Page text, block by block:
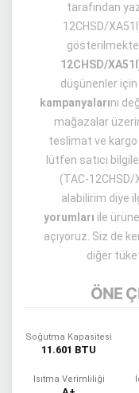
tarafından
12CHSD/
12CHSD/
düşünenler
kampanyalarını
mağazalar
teslimat ve kargo
lütfen satıcı
(TAC-
alabilirim diye
yorumları ile
açıyoruz. Siz de
diğer
ÖNE
Soğutma Kapasitesi
11.601 BTU
Isıtma Verimliliği